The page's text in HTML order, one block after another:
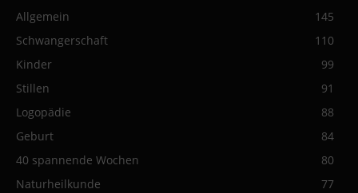
Allgemein
145
Schwangerschaft
110
Kinder
99
Stillen
91
Logopädie
88
Geburt
84
40 spannende Wochen
80
Naturheilkunde
77